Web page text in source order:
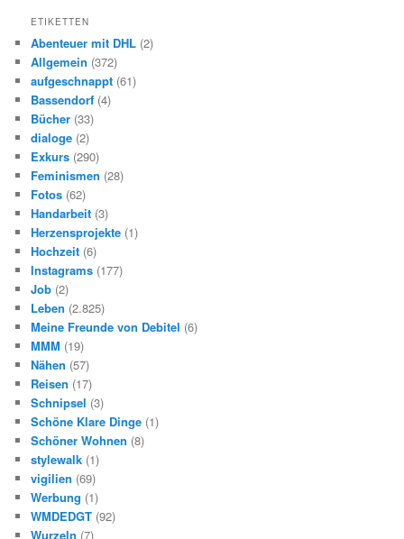
h
e
r
ETIKETTEN
Abenteuer mit DHL (2)
Allgemein (372)
aufgeschnappt (61)
Bassendorf (4)
Bücher (33)
dialoge (2)
Exkurs (290)
Feminismen (28)
Fotos (62)
Handarbeit (3)
Herzensprojekte (1)
Hochzeit (6)
Instagrams (177)
Job (2)
Leben (2.825)
Meine Freunde von Debitel (6)
MMM (19)
Nähen (57)
Reisen (17)
Schnipsel (3)
Schöne Klare Dinge (1)
Schöner Wohnen (8)
stylewalk (1)
vigilien (69)
Werbung (1)
WMDEDGT (92)
Wurzeln (7)